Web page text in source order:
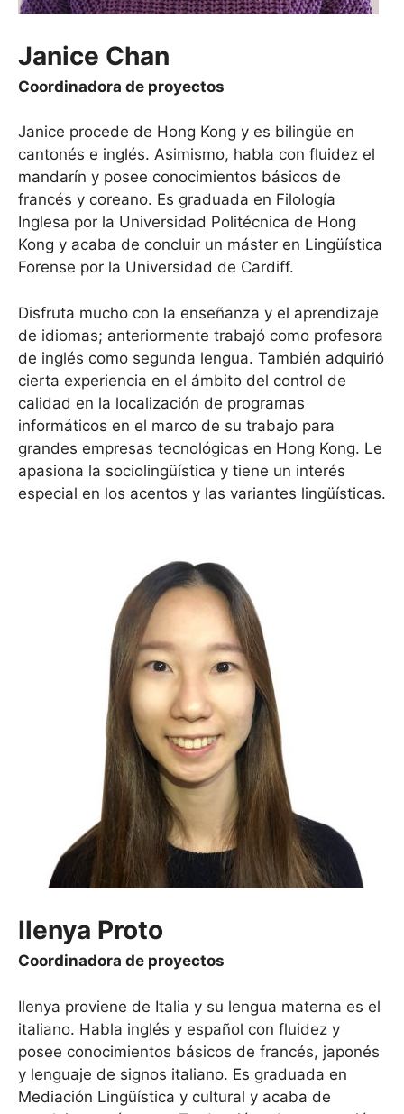
Janice Chan
Coordinadora de proyectos
Janice procede de Hong Kong y es bilingüe en
cantonés e inglés. Asimismo, habla con fluidez el
mandarín y posee conocimientos básicos de
francés y coreano. Es graduada en Filología
Inglesa por la Universidad Politécnica de Hong
Kong y acaba de concluir un máster en Lingüística
Forense por la Universidad de Cardiff.
Disfruta mucho con la enseñanza y el aprendizaje
de idiomas; anteriormente trabajó como profesora
de inglés como segunda lengua. También adquirió
cierta experiencia en el ámbito del control de
calidad en la localización de programas
informáticos en el marco de su trabajo para
grandes empresas tecnológicas en Hong Kong. Le
apasiona la sociolingüística y tiene un interés
especial en los acentos y las variantes lingüísticas.
Ilenya Proto
Coordinadora de proyectos
Ilenya proviene de Italia y su lengua materna es el
italiano. Habla inglés y español con fluidez y
posee conocimientos básicos de francés, japonés
y lenguaje de signos italiano. Es graduada en
Mediación Lingüística y cultural y acaba de